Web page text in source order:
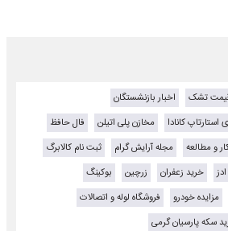
تشک
اخبار بازنشستگان
استارتاپ کانادا مخازن پلی اتیلن
فال حافظ
و مطالعه مجله آرایش گرام
ثبت نام کالابرگ
خرید زعفران زرچین
بوکینگ
مزایده خودرو
فروشگاه لوله و اتصالات
سکه پارسیان گرمی